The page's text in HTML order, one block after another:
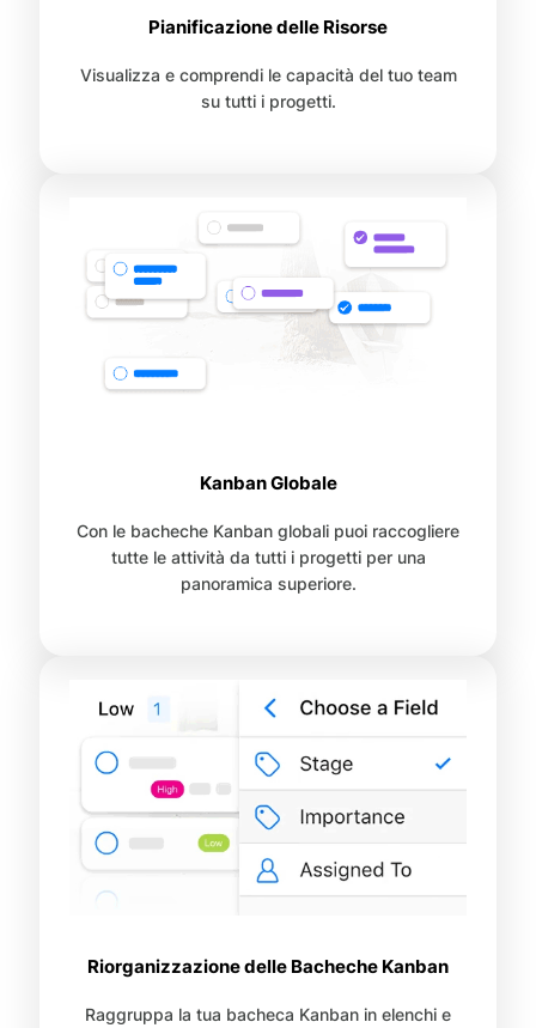
Pianificazione delle Risorse
Visualizza e comprendi le capacità del tuo team
su tutti i progetti.
Kanban Globale
Con le bacheche Kanban globali puoi raccogliere
tutte le attività da tutti i progetti per una
panoramica superiore.
Riorganizzazione delle Bacheche Kanban
Raggruppa la tua bacheca Kanban in elenchi e